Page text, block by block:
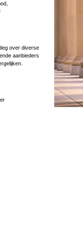
over diverse
aanbieders